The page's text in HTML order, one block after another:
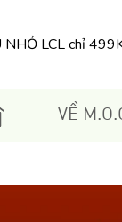
Kem dưỡng
VỀ